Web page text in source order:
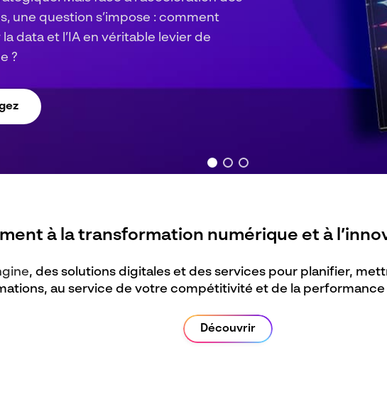
l’IA amplifie vos erreurs.
elle révèle votre performance !
à la transformation numérique et à
, ​des solutions digitales et des services pour planifier,
au service de votre compétitivité et de la
Découvrir